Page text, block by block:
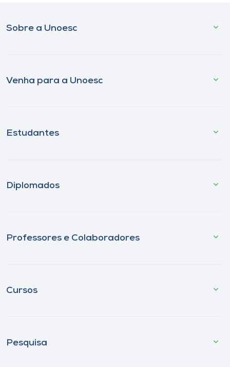
Sobre a Unoesc
Venha para a Unoesc
Estudantes
Diplomados
Professores e Colaboradores
Cursos
Pesquisa